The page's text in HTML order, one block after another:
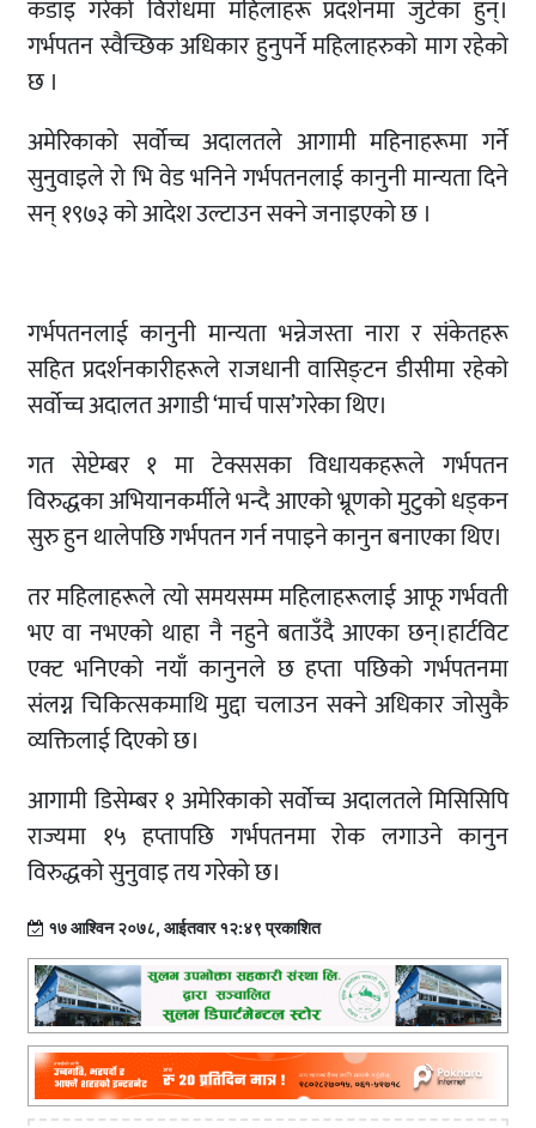
कडाइ गरेको विरोधमा महिलाहरू प्रदर्शनमा जुटेका हुन्।
गर्भपतन स्वैच्छिक अधिकार हुनुपर्ने महिलाहरुको माग रहेको
छ ।
अमेरिकाको सर्वोच्च अदालतले आगामी महिनाहरूमा गर्ने
सुनुवाइले रो भि वेड भनिने गर्भपतनलाई कानुनी मान्यता दिने
सन् १९७३ को आदेश उल्टाउन सक्ने जनाइएको छ ।
गर्भपतनलाई कानुनी मान्यता भन्नेजस्ता नारा र संकेतहरू
सहित प्रदर्शनकारीहरूले राजधानी वासिङ्टन डीसीमा रहेको
सर्वोच्च अदालत अगाडी ‘मार्च पास’गरेका थिए।
गत सेप्टेम्बर १ मा टेक्ससका विधायकहरूले गर्भपतन
विरुद्धका अभियानकर्मीले भन्दै आएको भ्रूणको मुटुको धड्कन
सुरु हुन थालेपछि गर्भपतन गर्न नपाइने कानुन बनाएका थिए।
तर महिलाहरूले त्यो समयसम्म महिलाहरूलाई आफू गर्भवती
भए वा नभएको थाहा नै नहुने बताउँदै आएका छन्।हार्टविट
एक्ट भनिएको नयाँ कानुनले छ हप्ता पछिको गर्भपतनमा
संलग्न चिकित्सकमाथि मुद्दा चलाउन सक्ने अधिकार जोसुकै
व्यक्तिलाई दिएको छ।
आगामी डिसेम्बर १ अमेरिकाको सर्वोच्च अदालतले मिसिसिपि
राज्यमा १५ हप्तापछि गर्भपतनमा रोक लगाउने कानुन
विरुद्धको सुनुवाइ तय गरेको छ।
१७ आश्विन २०७८, आईतवार १२:४९ प्रकाशित